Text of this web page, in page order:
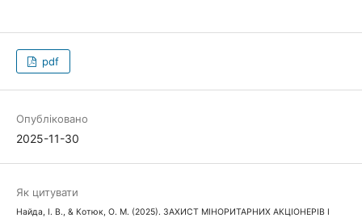
pdf
Опубліковано
2025-11-30
Як цитувати
Найда, І. В., & Котюк, О. М. (2025). ЗАХИСТ МІНОРИТАРНИХ АКЦІОНЕРІВ І